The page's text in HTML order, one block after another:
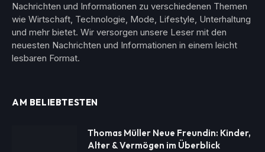
Nachrichten und Informationen zu verschiedenen Themen
wie Wirtschaft, Technologie, Mode, Lifestyle, Unterhaltung
und mehr bietet. Wir versorgen unsere Leser mit den
neuesten Nachrichten und Informationen in einem leicht
lesbaren Format.
AM BELIEBTESTEN
Thomas Müller Neue Freundin: Kinder,
Alter & Vermögen im Überblick